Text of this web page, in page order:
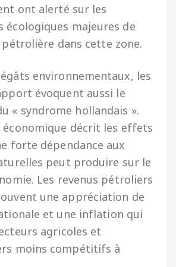
ont alerté sur les
écologiques majeures de
dans cette zone.
environnementaux, les
évoquent aussi le
« syndrome hollandais ».
décrit les effets
forte dépendance aux
peut produire sur le
Les revenus pétroliers
une appréciation de
et une inflation qui
agricoles et
moins compétitifs à